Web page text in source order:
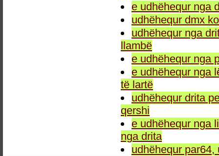
e udhëhequr nga
udhëhequr dmx
udhëhequr nga
llambë
e udhëhequr nga
e udhëhequr nga
të lartë
udhëhequr drita
qershi
e udhëhequr nga
nga drita
udhëhequr